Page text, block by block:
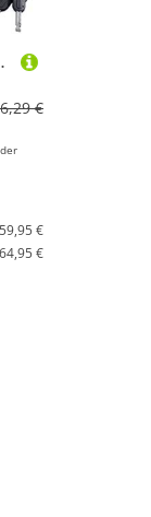
für Fahrräder, Roller, Schwarz
€
59,95 €
64,95 €